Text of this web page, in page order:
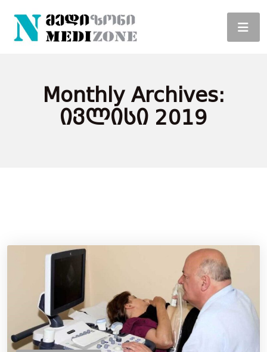
Monthly Archives:
Ივლისი 2019